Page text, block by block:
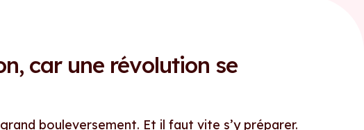
car une révolution se
bouleversement. Et il faut vite s’y préparer.